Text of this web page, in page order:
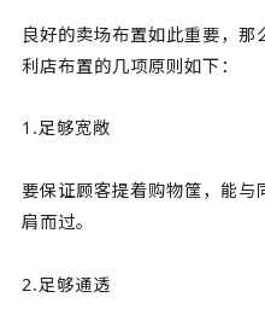
良好的卖场布置如此重要，
利店布置的几项原则如下：
1.足够宽敞
要保证顾客提着购物筐，能
肩而过。
2.足够通透